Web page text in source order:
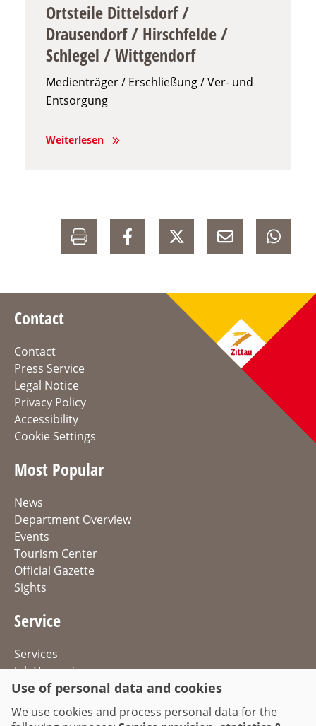
Ortsteile Dittelsdorf /
Drausendorf / Hirschfelde /
Schlegel / Wittgendorf
Medienträger / Erschließung / Ver- und
Entsorgung
Weiterlesen
Contact
Contact
Press Service
Legal Notice
Privacy Policy
Accessibility
Cookie Settings
Most Popular
News
Department Overview
Events
Tourism Center
Official Gazette
Sights
Service
Services
Job Vacancies
Directions & Parking
Traffic Information
Use of personal data and cookies
We use cookies and process personal data for the